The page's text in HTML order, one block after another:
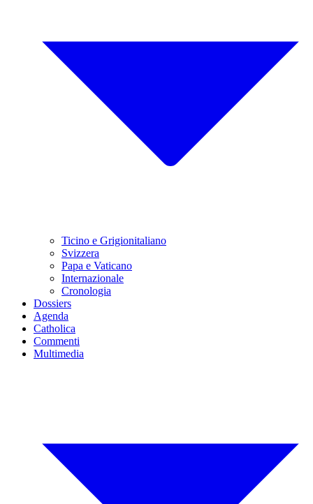
Ticino e Grigionitaliano
Svizzera
Papa e Vaticano
Internazionale
Cronologia
Dossiers
Agenda
Catholica
Commenti
Multimedia